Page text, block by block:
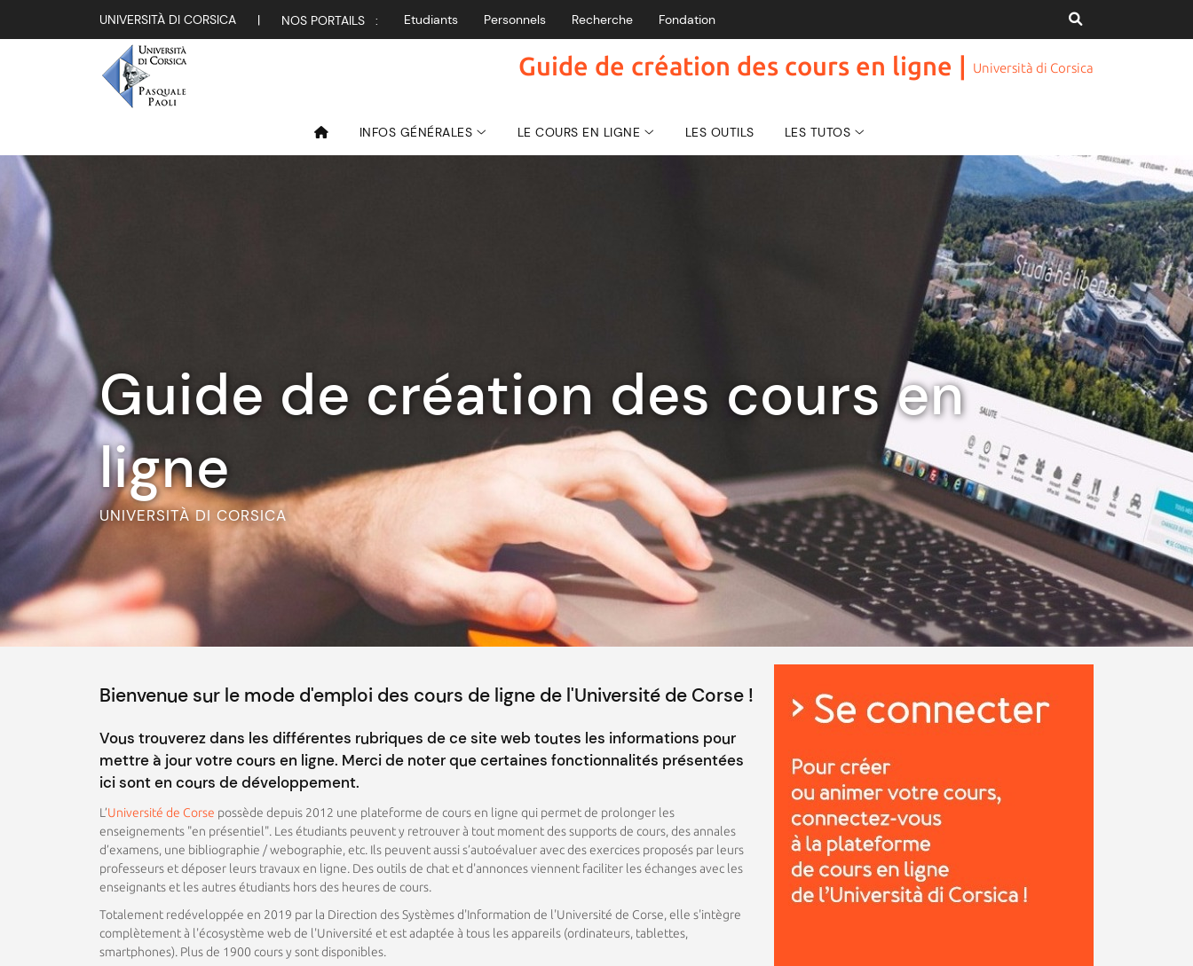
UNIVERSITÀ DI CORSICA | NOS PORTAILS : Etudiants Personnels Recherche Fondation
Guide de création des cours en ligne | Università di Corsica
INFOS GÉNÉRALES LE COURS EN LIGNE LES OUTILS LES TUTOS
Guide de création des cours en
ligne
UNIVERSITÀ DI CORSICA
Bienvenue sur le mode d'emploi des cours de ligne de l'Université de Corse !
Vous trouverez dans les différentes rubriques de ce site web toutes les informations pour
mettre à jour votre cours en ligne. Merci de noter que certaines fonctionnalités présentées
ici sont en cours de développement.
L’Université de Corse possède depuis 2012 une plateforme de cours en ligne qui permet de prolonger les
enseignements "en présentiel". Les étudiants peuvent y retrouver à tout moment des supports de cours, des annales
d’examens, une bibliographie / webographie, etc. Ils peuvent aussi s’autoévaluer avec des exercices proposés par leurs
professeurs et déposer leurs travaux en ligne. Des outils de chat et d'annonces viennent faciliter les échanges avec les
enseignants et les autres étudiants hors des heures de cours.
Totalement redéveloppée en 2019 par la Direction des Systèmes d'Information de l'Université de Corse, elle s'intègre
complètement à l'écosystème web de l'Université et est adaptée à tous les appareils (ordinateurs, tablettes,
smartphones). Plus de 1900 cours y sont disponibles.